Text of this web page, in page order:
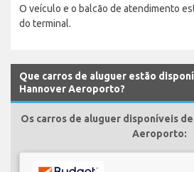
O veículo e o balcão de atendimento
do terminal.
Que carros de aluguer estão
Hannover Aeroporto?
Os carros de aluguer disponíveis
Aeroporto: